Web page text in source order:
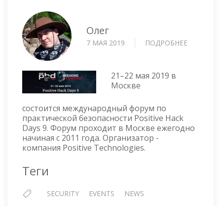
Олег
7 МАЯ 2019 ПОДРОБНЕЕ
21–22 мая 2019 в
Москве
состоится международный форум по
практической безопасности Positive Hack
Days 9. Форум проходит в Москве ежегодно
начиная с 2011 года. Организатор -
компания Positive Technologies.
Теги
SECURITY EVENTS NEWS